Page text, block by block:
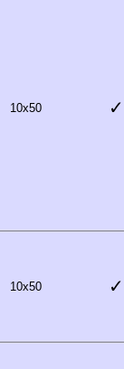
10x50 ✓
10x50 ✓